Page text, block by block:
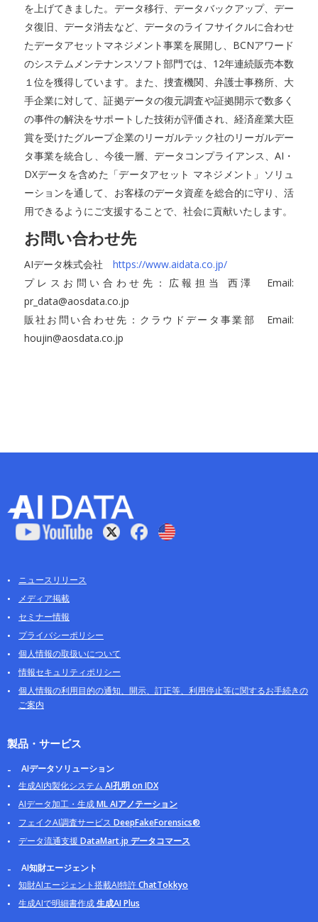
を上げてきました。データ移行、データバックアップ、デー
タ復旧、データ消去など、データのライフサイクルに合わせ
たデータアセットマネジメント事業を展開し、BCNアワード
のシステムメンテナンスソフト部門では、12年連続販売本数
１位を獲得しています。また、捜査機関、弁護士事務所、大
手企業に対して、証拠データの復元調査や証拠開示で数多く
の事件の解決をサポートした技術が評価され、経済産業大臣
賞を受けたグループ企業のリーガルテック社のリーガルデー
タ事業を統合し、今後一層、データコンプライアンス、AI・
DXデータを含めた「データアセット マネジメント」ソリュ
ーションを通して、お客様のデータ資産を総合的に守り、活
用できるようにご支援することで、社会に貢献いたします。
お問い合わせ先
AIデータ株式会社 https://www.aidata.co.jp/
プレスお問い合わせ先：広報担当 西澤 Email:
pr_data@aosdata.co.jp
販社お問い合わせ先：クラウドデータ事業部 Email:
houjin@aosdata.co.jp
ニュースリリース
メディア掲載
セミナー情報
プライバシーポリシー
個人情報の取扱いについて
情報セキュリティポリシー
個人情報の利用目的の通知、開示、訂正等、利用停止等に関するお手続きの
ご案内
製品・サービス
AIデータソリューション
生成AI内製化システム AI孔明 on IDX
AIデータ加工・生成ML AIアノテーション
フェイクAI調査サービス DeepFakeForensics®
データ流通支援 DataMart.jp データコマース
AI知財エージェント
知財AIエージェント搭載AI特許ChatTokkyo
生成AIで明細書作成生成AI Plus